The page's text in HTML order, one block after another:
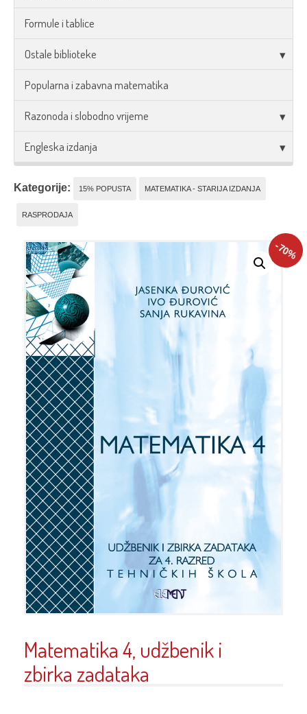
Formule i tablice
Ostale biblioteke
Popularna i zabavna matematika
Razonoda i slobodno vrijeme
Engleska izdanja
Kategorije: 15% POPUSTA MATEMATIKA - STARIJA IZDANJA
RASPRODAJA
-70%
Matematika 4, udžbenik i
zbirka zadataka